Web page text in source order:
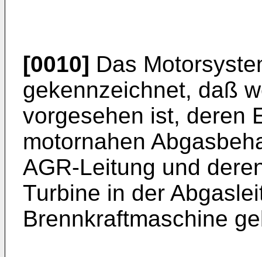
[0010] Das
gekennzeichnet, daß
vorgesehen ist, deren
motornahen
AGR-Leitung und
Turbine in der
Brennkraftmaschine